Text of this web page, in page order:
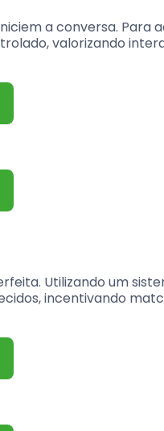
a conversa. Para
valorizando
Utilizando um
incentivando